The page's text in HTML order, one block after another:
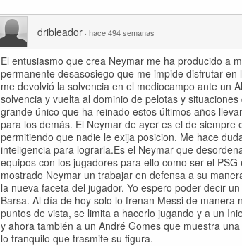
dribleador · hace 494 semanas
El entusiasmo que crea Neymar me ha producido a
permanente desasosiego que me impide disfrutar
me devolvió la solvencia en el mediocampo ante un
solvencia y vuelta al dominio de pelotas y
grande único que ha reinado estos últimos años
para los demás. El Neymar de ayer es el de
permitiendo que nadie le exija posicion. Me hace
inteligencia para lograrla.Es el Neymar que
equipos con los jugadores para ello como ser el
mostrado Neymar un trabajar en defensa a su
la nueva faceta del jugador. Yo espero poder decir
Barsa. Al día de hoy solo lo frenan Messi de
puntos de vista, se limita a hacerlo jugando y a un
y ahora también a un André Gomes que muestra
lo tranquilo que trasmite su figura.